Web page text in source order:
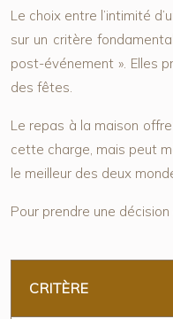
Le choix entre l’intimité
sur un critère
post-événement ». Elles
des fêtes.
Le repas à la maison
cette charge, mais peut
le meilleur des deux
Pour prendre une
CRITÈRE